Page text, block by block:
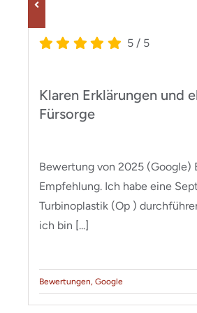
5/5
HNO-Arzt bei dem ich je
von 2025 (Google) Der beste HNO-
dem ich je war. Nettes Personal, gute
und Behandlung. [...]
Google